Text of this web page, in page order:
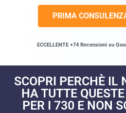
PRIMA
ECCELLENTE +74 Recensioni su
SCOPRI PERCHÈ IL
HA TUTTE
PER I 730 E NON